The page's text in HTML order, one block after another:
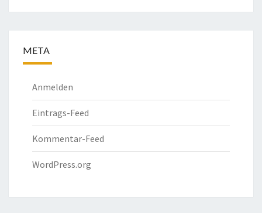
META
Anmelden
Eintrags-Feed
Kommentar-Feed
WordPress.org